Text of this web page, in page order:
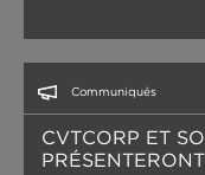
Communiqués
CVTCORP ET